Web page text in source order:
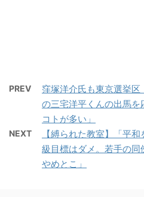
PREV
窪塚洋介氏も東京選挙
の三宅洋平くんの出馬を
コトが多い」
NEXT
【縛られた教室】「平
級目標はダメ。若手の同
やめとこ」